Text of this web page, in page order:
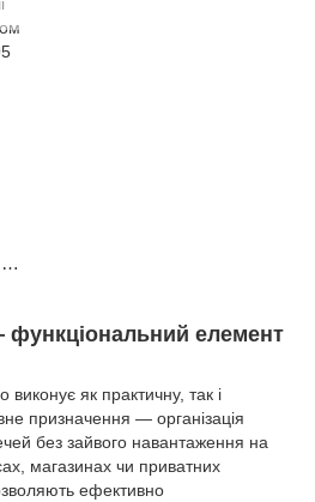
Настінна полиця в стилі лофт з металевим каркасом та полицями з ЛДСП
функціональний елемент
як практичну, так і
призначення — організація
без зайвого навантаження на
магазинах чи приватних
ефективно